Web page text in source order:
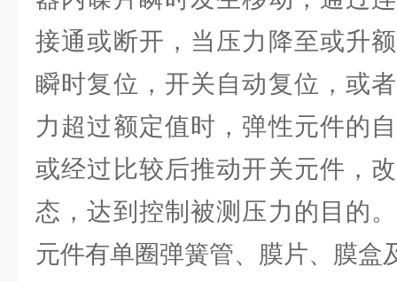
接通或断开，当压力降至或升
瞬时复位，开关自动复位，或
力超过额定值时，弹性元件的
或经过比较后推动开关元件，
态，达到控制被测压力的目的
元件有单圈弹簧管、膜片、膜盒